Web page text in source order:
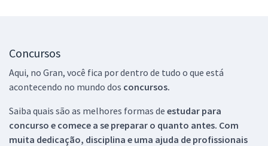
Concursos
Aqui, no Gran, você fica por dentro de tudo o que está
acontecendo no mundo dos concursos.
Saiba quais são as melhores formas de estudar para
concurso e comece a se preparar o quanto antes. Com
muita dedicação, disciplina e uma ajuda de profissionais